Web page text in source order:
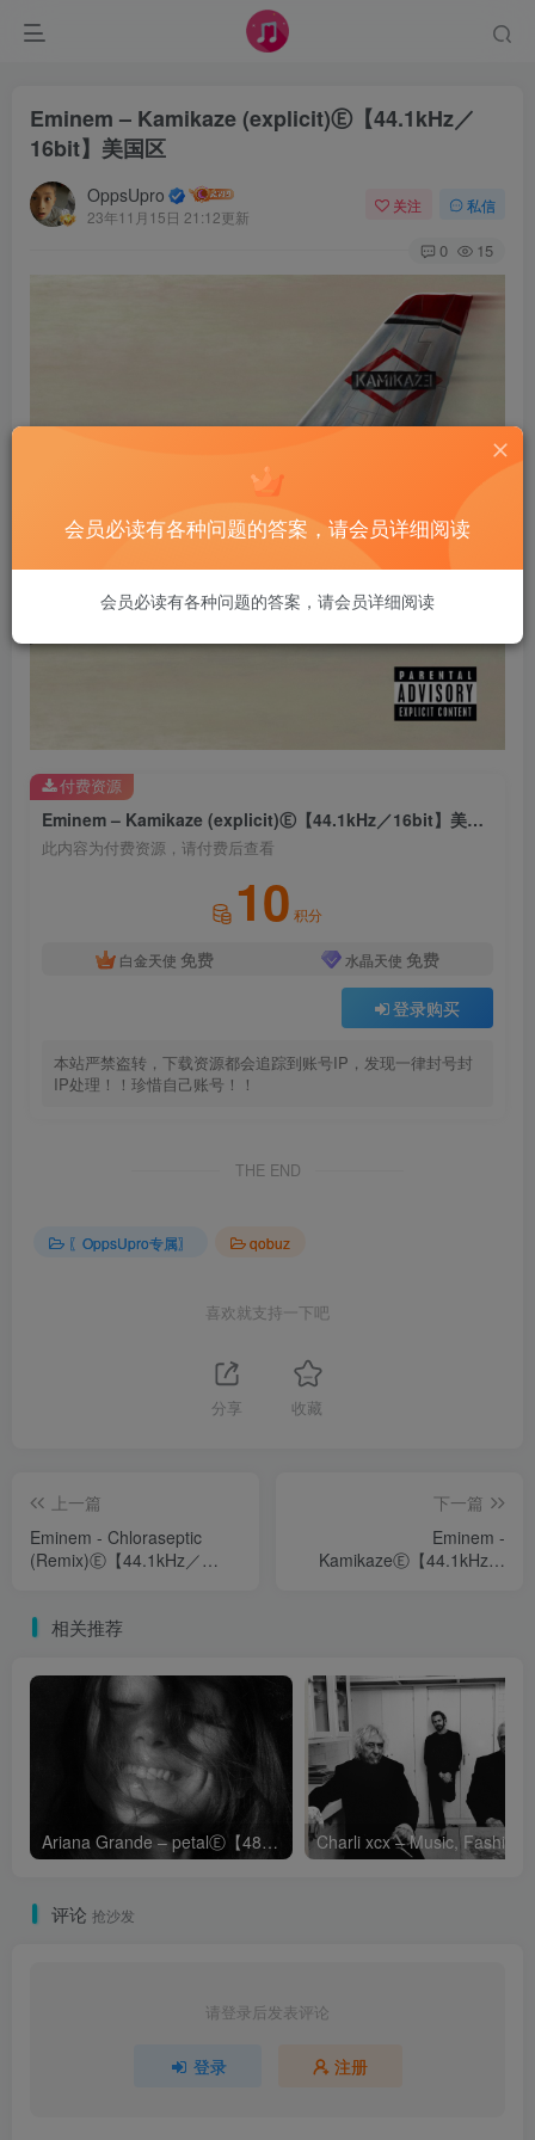
Eminem – Kamikaze (explicit)Ⓔ【44.1kHz／
16bit】美国区
OppsUpro
23年11月15日 21:12更新
关注 私信
0 15
Eminem – Kamikaze (explicit)Ⓔ【44.1kHz／16bit】美国区
此内容为付费资源，请付费后查看
10 积分
白金天使 免费 水晶天使 免费
登录购买
本站严禁盗转，下载资源都会追踪到账号IP，发现一律封号封
IP处理！！珍惜自己账号！！
付费资源
THE END
〖OppsUpro专属〗 qobuz
喜欢就支持一下吧
分享 收藏
上一篇
Eminem - Chloraseptic
(Remix)Ⓔ【44.1kHz／
下一篇
Eminem -
KamikazeⒺ【44.1kHz／
相关推荐
Ariana Grande – petalⒺ【48kHz／24bit】英国区
评论 抢沙发
请登录后发表评论
登录 注册
会员必读有各种问题的答案，请会员详细阅读
会员必读有各种问题的答案，请会员详细阅读